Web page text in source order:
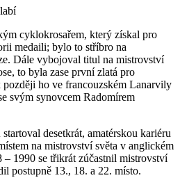
cyklokrosařem, který získal pro
medaili; bylo to stříbro na
Dále vybojoval titul na mistrovství
to byla zase první zlatá pro
ho ve francouzském Lanarvily
svým synovcem Radomírem
desetkrát, amatérskou kariéru
na mistrovství světa v anglickém
1990 se třikrát zúčastnil mistrovství
postupně 13., 18. a 22. místo.